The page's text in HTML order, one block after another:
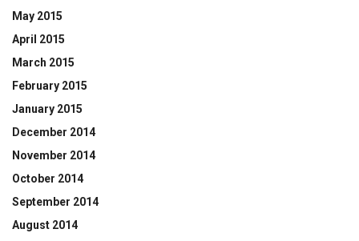
May 2015
April 2015
March 2015
February 2015
January 2015
December 2014
November 2014
October 2014
September 2014
August 2014